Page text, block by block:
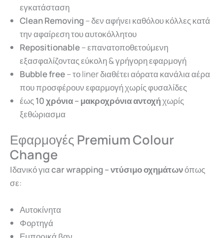
εγκατάσταση
Clean Removing – δεν αφήνει καθόλου κόλλες κατά
την αφαίρεση του αυτοκόλλητου
Repositionable– επανατοποθετούμενη
εξασφαλίζοντας εύκολη & γρήγορη εφαρμογή
Bubble free– το liner διαθέτει αόρατα κανάλια αέρα
που προσφέρουν εφαρμογή χωρίς φυσαλίδες
έως 10 χρόνια – μακροχρόνια αντοχήχωρίς
ξεθώριασμα
Εφαρμογές Premium Colour
Change
Ιδανικό γιαcar wrapping – ντύσιμο οχημάτωνόπως
σε:
Αυτοκίνητα
Φορτηγά